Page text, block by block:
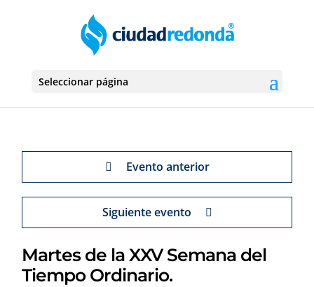
Seleccionar página
Evento anterior
Siguiente evento
Martes de la XXV Semana del
Tiempo Ordinario.